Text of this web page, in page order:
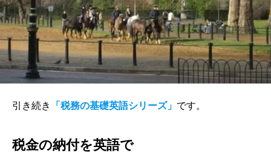
引き続き 「税務の基礎英語シリーズ」 です。
税金の納付を英語で